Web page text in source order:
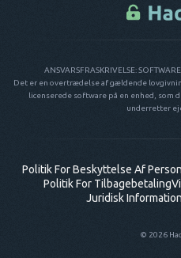
ANSVARSFRASKRIVELSE:
Det er en overtrædelse af gældende
licenserede software på en enhed, som
underretter
© 2026
Politik For Beskyttelse Af
Politik For Tilbagebetaling
Juridisk Information